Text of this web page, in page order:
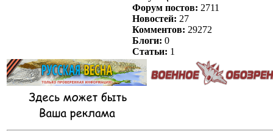
Форум постов: 2711
Новостей: 27
Комментов: 29272
Блоги: 0
Статьи: 1